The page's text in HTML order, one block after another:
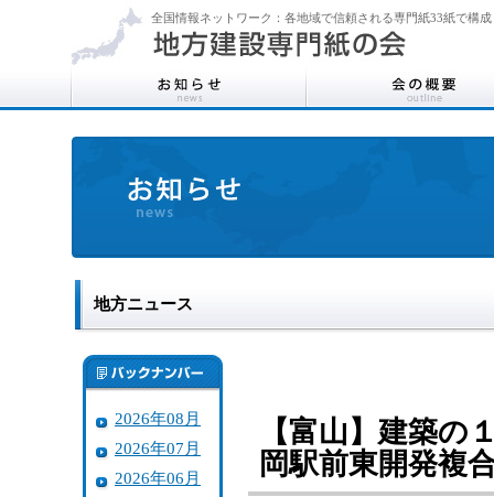
全国情報ネットワーク：各地域で信頼される専門紙33紙で構成
地方ニュース
2026年08月
2026年07月
2026年06月
【富山】建築の
岡駅前東開発複